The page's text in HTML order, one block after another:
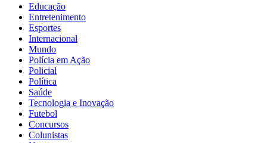
Educação
Entretenimento
Esportes
Internacional
Mundo
Polícia em Ação
Policial
Política
Saúde
Tecnologia e Inovação
Futebol
Concursos
Colunistas